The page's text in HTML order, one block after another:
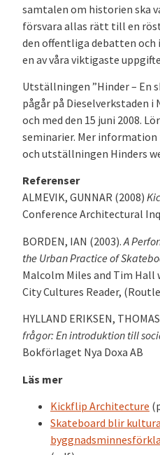
samtalen om historien ska
försvara allas rätt till en
den offentliga debatten
en av våra viktigaste
Utställningen ”Hinder – En
pågår på Dieselverkstaden i
och med den 15 juni 2008.
seminarier. Mer information
och utställningen Hinders
Referenser
ALMEVIK, GUNNAR (2008)
Conference Architectural
BORDEN, IAN (2003). A
the Urban Practice of
Malcolm Miles and Tim Hall
City Cultures Reader,
HYLLAND ERIKSEN,
frågor: En introduktion till
Bokförlaget Nya Doxa AB
Läs mer
Kickflip Architecture
Skateboard blir